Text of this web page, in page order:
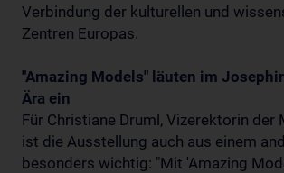
Verbindung der kulturellen und
Zentren Europas.
"Amazing Models" läuten im
Ära ein
Für Christiane Druml, Vizerektorin der
ist die Ausstellung auch aus einem
besonders wichtig: "Mit 'Amazing